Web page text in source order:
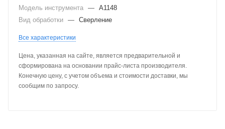
Модель инструмента — A1148
Вид обработки — Сверление
Все характеристики
Цена, указанная на сайте, является предварительной и
сформирована на основании прайс-листа производителя.
Конечную цену, с учетом объема и стоимости доставки, мы
сообщим по запросу.